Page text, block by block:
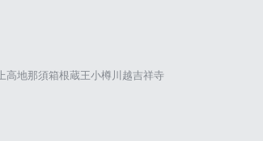
上高地那須箱根蔵王小樽川越吉祥寺